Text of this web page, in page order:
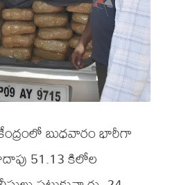
బుధవారం భారీగా
51.13 కిలోల